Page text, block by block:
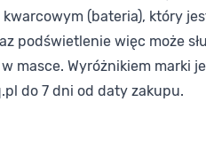
(bateria), który
więc może
masce. Wyróżnikiem marki
do 7 dni od daty zakupu.